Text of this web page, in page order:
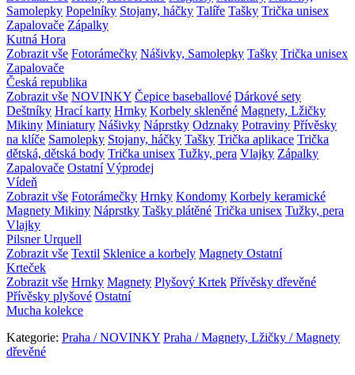
Samolepky Popelníky Stojany, háčky Talíře Tašky Trička unisex
Zapalovače Zápalky
Kutná Hora
Zobrazit vše Fotorámečky Nášivky, Samolepky Tašky Trička unisex
Zapalovače
Česká republika
Zobrazit vše NOVINKY Čepice baseballové Dárkové sety
Deštníky Hrací karty Hrnky Korbely skleněné Magnety, Lžičky
Mikiny Miniatury Nášivky Náprstky Odznaky Potraviny Přívěsky
na klíče Samolepky Stojany, háčky Tašky Trička aplikace Trička
dětská, dětská body Trička unisex Tužky, pera Vlajky Zápalky
Zapalovače Ostatní Výprodej
Vídeň
Zobrazit vše Fotorámečky Hrnky Kondomy Korbely keramické
Magnety Mikiny Náprstky Tašky plátěné Trička unisex Tužky, pera
Vlajky
Pilsner Urquell
Zobrazit vše Textil Sklenice a korbely Magnety Ostatní
Krteček
Zobrazit vše Hrnky Magnety Plyšový Krtek Přívěsky dřevěné
Přívěsky plyšové Ostatní
Mucha kolekce
Kategorie: Praha / NOVINKY Praha / Magnety, Lžičky / Magnety
dřevěné